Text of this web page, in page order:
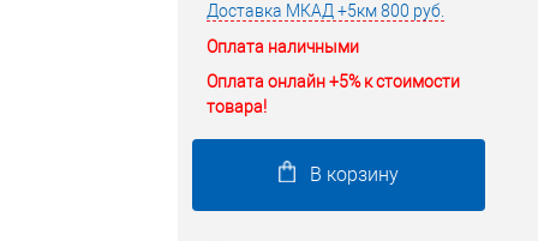
Доставка МКАД +5км 800 руб.
Оплата наличными
Оплата онлайн +5% к стоимости
товара!
В корзину